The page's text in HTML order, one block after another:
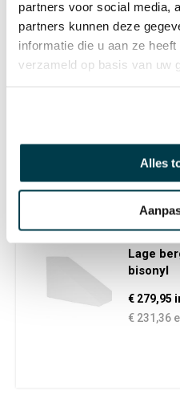
partners voor social media,
partners kunnen deze
informatie die u aan ze
verzameld op basis van uw
Alles
Lage
bisonyl
€ 279,95
€ 231,36